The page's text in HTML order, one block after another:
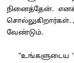
நினைத்தேன்.
வேண்டும்.
“உங்களுடைய